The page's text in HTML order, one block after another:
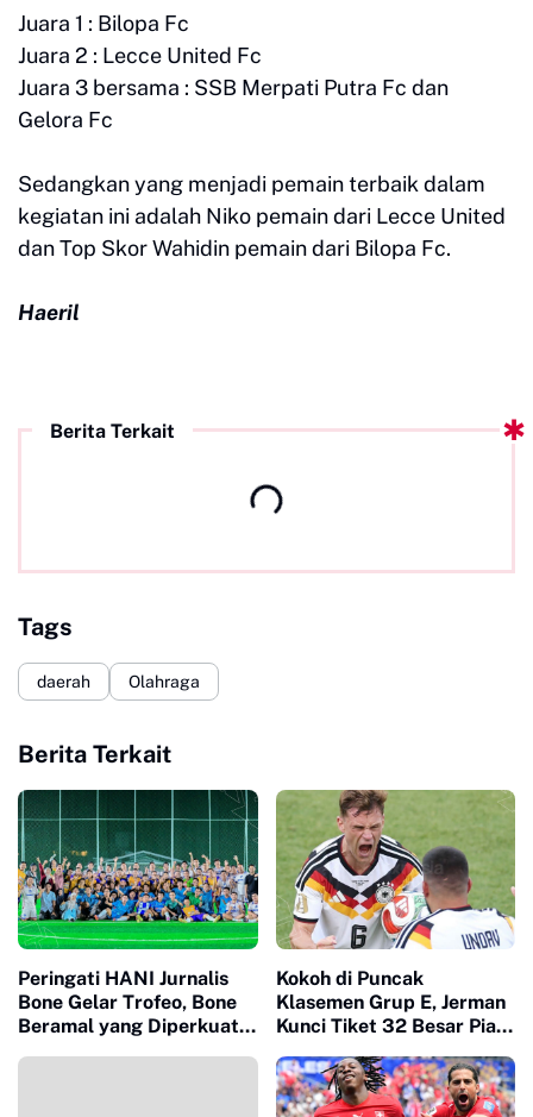
Juara 1 : Bilopa Fc
Juara 2 : Lecce United Fc
Juara 3 bersama : SSB Merpati Putra Fc dan
Gelora Fc
Sedangkan yang menjadi pemain terbaik dalam
kegiatan ini adalah Niko pemain dari Lecce United
dan Top Skor Wahidin pemain dari Bilopa Fc.
Haeril
Berita Terkait
Tags
daerah Olahraga
Berita Terkait
Peringati HANI Jurnalis
Bone Gelar Trofeo, Bone
Beramal yang Diperkuat
Kokoh di Puncak
Klasemen Grup E, Jerman
Kunci Tiket 32 Besar Piala